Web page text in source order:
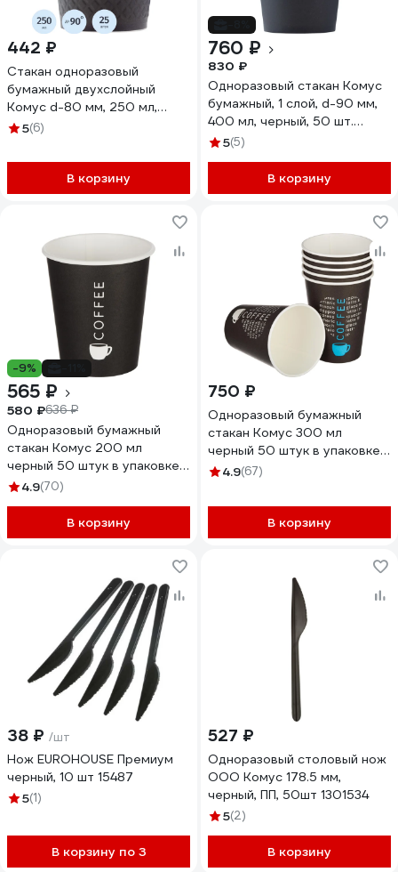
442 ₽
Стакан одноразовый
бумажный двухслойный
Комус d-80 мм, 250 мл,
Waffle Black, 25 шт 1968573
5(6)
В корзину
760 ₽
830 ₽
Одноразовый стакан Комус
бумажный, 1 слой, d-90 мм,
400 мл, черный, 50 шт.
1033894
5(5)
В корзину
-9%
565 ₽
580 ₽636 ₽
Одноразовый бумажный
стакан Комус 200 мл
черный 50 штук в упаковке
Total Black 1553724
4.9(70)
В корзину
750 ₽
Одноразовый бумажный
стакан Комус 300 мл
черный 50 штук в упаковке
Love Coffee 1553726
4.9(67)
В корзину
38 ₽ /шт
Нож EUROHOUSE Премиум
черный, 10 шт 15487
5(1)
В корзину по 3
527 ₽
Одноразовый столовый нож
ООО Комус 178.5 мм,
черный, ПП, 50шт 1301534
5(2)
В корзину